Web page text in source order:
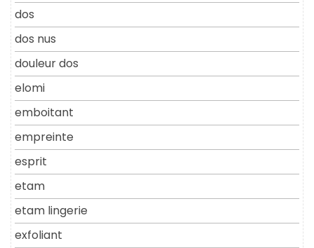
dos
dos nus
douleur dos
elomi
emboitant
empreinte
esprit
etam
etam lingerie
exfoliant